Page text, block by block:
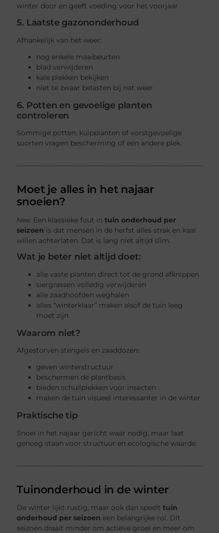
winter door en geeft voeding voor het voorjaar.
5. Laatste gazononderhoud
Afhankelijk van het weer:
nog enkele maaibeurten
blad verwijderen
kale plekken bekijken
niet te zwaar belasten bij nat weer
6. Potten en gevoelige planten
controleren
Sommige potten, kuipplanten of vorstgevoelige
soorten vragen bescherming of een andere plek.
Moet je alles in het najaar
snoeien?
Nee. Een klassieke fout intuin onderhoud per
seizoen is dat mensen in de herfst alles strak en kaal
willen achterlaten. Dat is lang niet altijd slim.
Wat je beter niet altijd doet:
alle vaste planten direct tot de grond afknippen
siergrassen volledig verwijderen
alle zaadhoofden weghalen
alles “winterklaar” maken alsof de tuin leeg
moet zijn
Waarom niet?
Afgestorven stengels en zaaddozen:
geven winterstructuur
beschermen de plantbasis
bieden schuilplekken voor insecten
maken de tuin visueel interessanter in de winter
Praktische tip
Snoei in het najaar gericht waar nodig, maar laat
genoeg staan voor structuur en ecologische waarde.
Tuinonderhoud in de winter
De winter lijkt rustig, maar ook dan speelttuin
onderhoud per seizoen een belangrijke rol. Dit
seizoen draait minder om actieve groei en meer om